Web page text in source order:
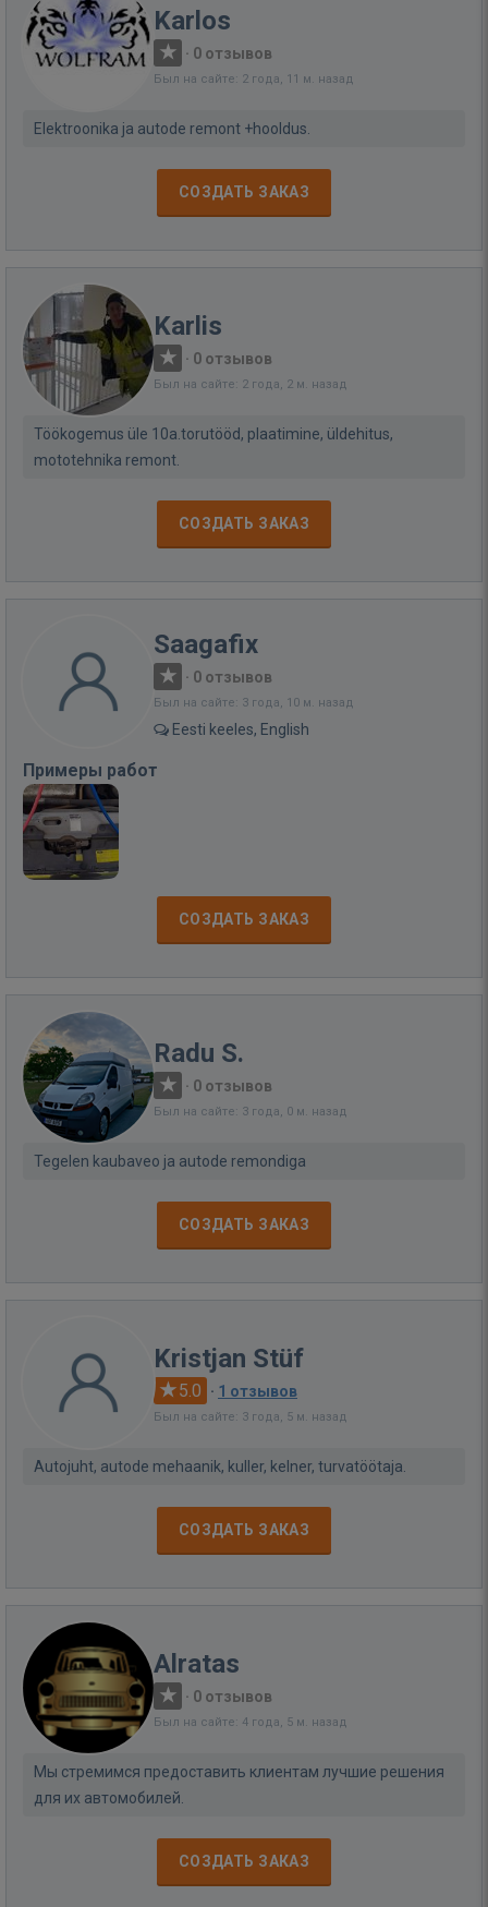
Karlos
· 0 отзывов
Был на сайте: 2 года, 11 м. назад
Elektroonika ja autode remont +hooldus.
СОЗДАТЬ ЗАКАЗ
Karlis
· 0 отзывов
Был на сайте: 2 года, 2 м. назад
Töökogemus üle 10a.torutööd, plaatimine, üldehitus,
mototehnika remont.
СОЗДАТЬ ЗАКАЗ
Saagafix
· 0 отзывов
Был на сайте: 3 года, 10 м. назад
Eesti keeles, English
Примеры работ
СОЗДАТЬ ЗАКАЗ
Radu S.
· 0 отзывов
Был на сайте: 3 года, 0 м. назад
Tegelen kaubaveo ja autode remondiga
СОЗДАТЬ ЗАКАЗ
Kristjan Stüf
5.0 · 1 отзывов
Был на сайте: 3 года, 5 м. назад
Autojuht, autode mehaanik, kuller, kelner, turvatöötaja.
СОЗДАТЬ ЗАКАЗ
Alratas
· 0 отзывов
Был на сайте: 4 года, 5 м. назад
Мы стремимся предоставить клиентам лучшие решения
для их автомобилей.
СОЗДАТЬ ЗАКАЗ